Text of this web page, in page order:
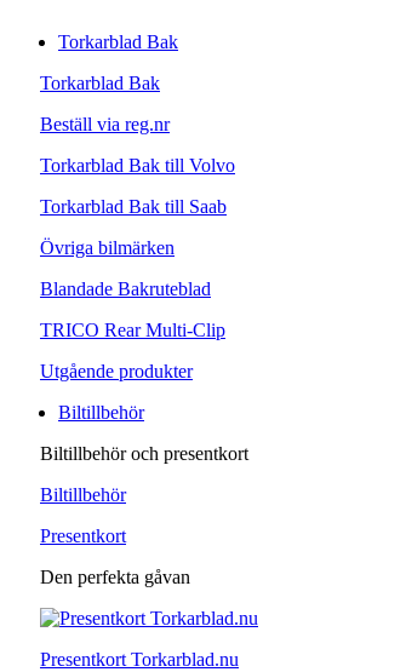
Torkarblad Bak
Torkarblad Bak
Beställ via reg.nr
Torkarblad Bak till Volvo
Torkarblad Bak till Saab
Övriga bilmärken
Blandade Bakruteblad
TRICO Rear Multi-Clip
Utgående produkter
Biltillbehör
Biltillbehör och presentkort
Biltillbehör
Presentkort
Den perfekta gåvan
Presentkort Torkarblad.nu